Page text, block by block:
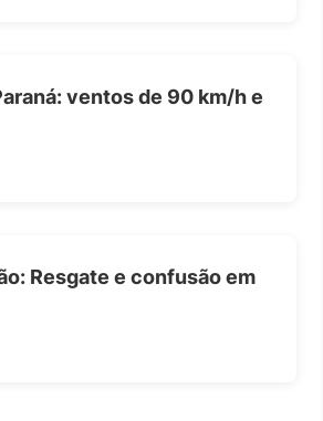
ventos de 90 km/h e
Resgate e confusão em